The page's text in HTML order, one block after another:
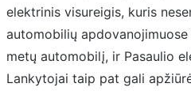
elektrinis visureigis, kuris
automobilių
metų automobilį, ir Pasaulio
Lankytojai taip pat gali